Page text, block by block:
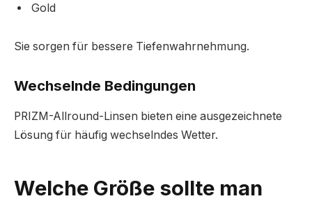
Gold
Sie sorgen für bessere Tiefenwahrnehmung.
Wechselnde Bedingungen
PRIZM-Allround-Linsen bieten eine ausgezeichnete
Lösung für häufig wechselndes Wetter.
Welche Größe sollte man